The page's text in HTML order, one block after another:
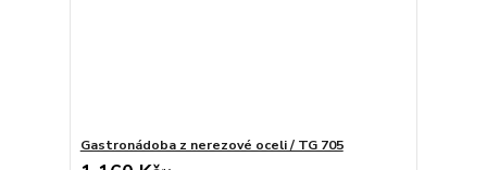
Gastronádoba z nerezové oceli / TG 705